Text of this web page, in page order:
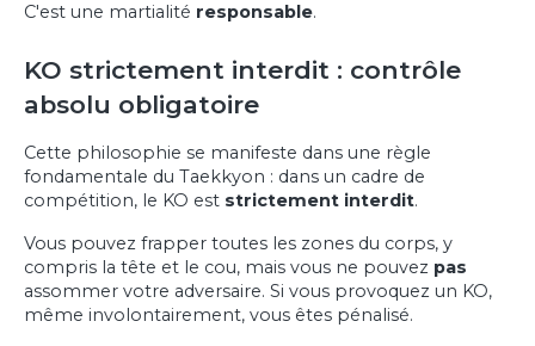
C'est une martialité responsable.
KO strictement interdit : contrôle
absolu obligatoire
Cette philosophie se manifeste dans une règle
fondamentale du Taekkyon : dans un cadre de
compétition, le KO est strictement interdit.
Vous pouvez frapper toutes les zones du corps, y
compris la tête et le cou, mais vous ne pouvez pas
assommer votre adversaire. Si vous provoquez un KO,
même involontairement, vous êtes pénalisé.